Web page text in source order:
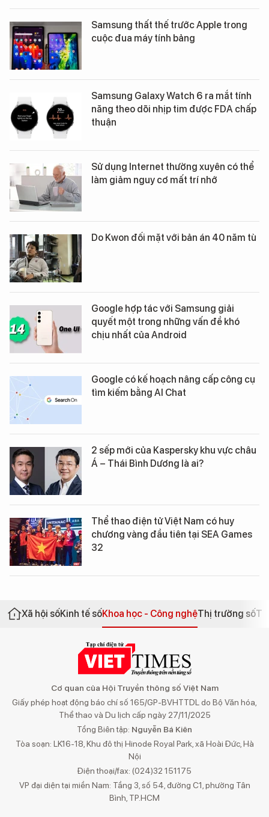
Samsung thất thế trước Apple trong
cuộc đua máy tính bảng
Samsung Galaxy Watch 6 ra mắt tính
năng theo dõi nhịp tim được FDA chấp
thuận
Sử dụng Internet thường xuyên có thể
làm giảm nguy cơ mất trí nhớ
Do Kwon đối mặt với bản án 40 năm tù
Google hợp tác với Samsung giải
quyết một trong những vấn đề khó
chịu nhất của Android
Google có kế hoạch nâng cấp công cụ
tìm kiếm bằng AI Chat
2 sếp mới của Kaspersky khu vực châu
Á – Thái Bình Dương là ai?
Thể thao điện tử Việt Nam có huy
chương vàng đầu tiên tại SEA Games
32
Xã hội sốKinh tế sốKhoa học - Công nghệThị trường số
Cơ quan của Hội Truyền thông số Việt Nam
Giấy phép hoạt động báo chí số 165/GP-BVHTTDL do Bộ Văn hóa,
Thể thao và Du lịch cấp ngày 27/11/2025
Tổng Biên tập: Nguyễn Bá Kiên
Tòa soạn: LK16-18, Khu đô thị Hinode Royal Park, xã Hoài Đức, Hà
Nội
Điện thoại/fax: (024)32 151175
VP đại diện tại miền Nam: Tầng 3, số 54, đường C1, phường Tân
Bình, TP.HCM